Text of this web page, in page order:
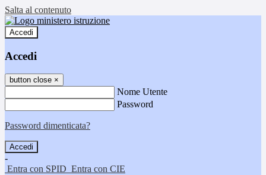
Salta al contenuto
Accedi
Accedi
button close ×
Nome Utente
Password
Password dimenticata?
-
Entra con SPID Entra con CIE